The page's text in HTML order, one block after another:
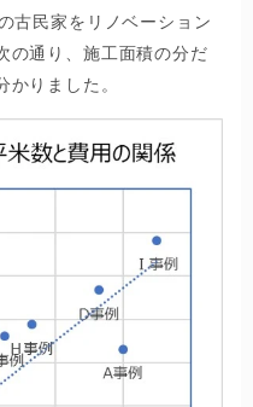
古民家をリノベーション
の通り、施工面積の分だ
りました。